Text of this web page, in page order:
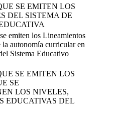
SE EMITEN LOS
DEL SISTEMA DE
emiten los Lineamientos
autonomía curricular en
Sistema Educativo
SE EMITEN LOS
SE
LOS NIVELES,
EDUCATIVAS DEL